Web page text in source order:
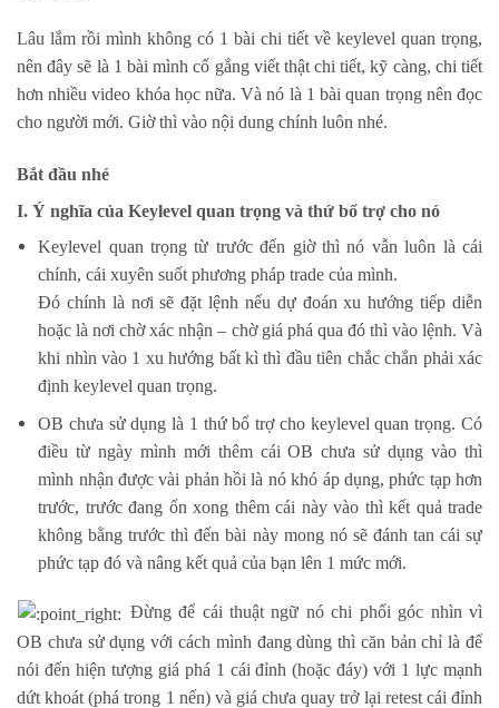
Lâu lắm rồi mình không có 1 bài chi tiết về keylevel quan trọng,
nên đây sẽ là 1 bài mình cố gắng viết thật chi tiết, kỹ càng, chi tiết
hơn nhiều video khóa học nữa. Và nó là 1 bài quan trọng nên đọc
cho người mới. Giờ thì vào nội dung chính luôn nhé.
Bắt đầu nhé
I. Ý nghĩa của Keylevel quan trọng và thứ bổ trợ cho nó
Keylevel quan trọng từ trước đến giờ thì nó vẫn luôn là cái
chính, cái xuyên suốt phương pháp trade của mình.
Đó chính là nơi sẽ đặt lệnh nếu dự đoán xu hướng tiếp diễn
hoặc là nơi chờ xác nhận – chờ giá phá qua đó thì vào lệnh. Và
khi nhìn vào 1 xu hướng bất kì thì đầu tiên chắc chắn phải xác
định keylevel quan trọng.
OB chưa sử dụng là 1 thứ bổ trợ cho keylevel quan trọng. Có
điều từ ngày mình mới thêm cái OB chưa sử dụng vào thì
mình nhận được vài phản hồi là nó khó áp dụng, phức tạp hơn
trước, trước đang ổn xong thêm cái này vào thì kết quả trade
không bằng trước thì đến bài này mong nó sẽ đánh tan cái sự
phức tạp đó và nâng kết quả của bạn lên 1 mức mới.
Đừng để cái thuật ngữ nó chi phối góc nhìn vì
OB chưa sử dụng với cách mình đang dùng thì căn bản chỉ là để
nói đến hiện tượng giá phá 1 cái đỉnh (hoặc đáy) với 1 lực mạnh
dứt khoát (phá trong 1 nến) và giá chưa quay trở lại retest cái đỉnh